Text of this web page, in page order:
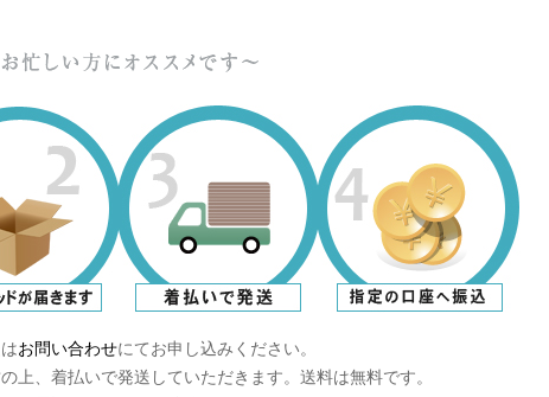
お問い合わせにてお申し込みください。
上、着払いで発送していただきます。送料は無料です。